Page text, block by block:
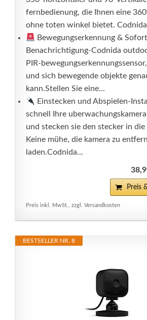
fernbedienung, die Ihnen eine
ohne toten winkel bietet.
Bewegungserkennung &
Benachrichtigung-Codnida
PIR-
und sich bewegende objekte
kann.Stellen Sie eine...
Einstecken und Abspielen-
schnell Ihre
und stecken sie den stecker in die
Keine mühe, die kamera zu
laden.Codnida...
Preis
Preis inkl. MwSt., zzgl. Versandkosten
BESTSELLER NR. 8